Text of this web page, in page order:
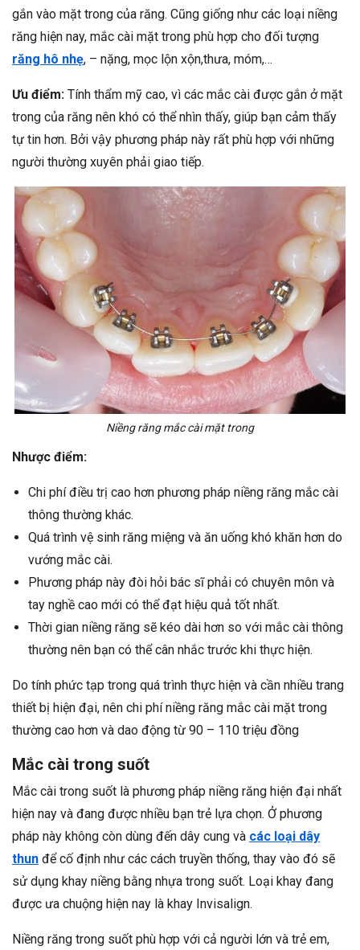
gắn vào mặt trong của răng. Cũng giống như các loại niềng
răng hiện nay, mắc cài mặt trong phù hợp cho đối tượng
răng hô nhẹ, – nặng, mọc lộn xộn,thưa, móm,…
Ưu điểm: Tính thẩm mỹ cao, vì các mắc cài được gắn ở mặt
trong của răng nên khó có thể nhìn thấy, giúp bạn cảm thấy
tự tin hơn. Bởi vậy phương pháp này rất phù hợp với những
người thường xuyên phải giao tiếp.
Niềng răng mắc cài mặt trong
Nhược điểm:
Chi phí điều trị cao hơn phương pháp niềng răng mắc cài
thông thường khác.
Quá trình vệ sinh răng miệng và ăn uống khó khăn hơn do
vướng mắc cài.
Phương pháp này đòi hỏi bác sĩ phải có chuyên môn và
tay nghề cao mới có thể đạt hiệu quả tốt nhất.
Thời gian niềng răng sẽ kéo dài hơn so với mắc cài thông
thường nên bạn có thể cân nhắc trước khi thực hiện.
Do tính phức tạp trong quá trình thực hiện và cần nhiều trang
thiết bị hiện đại, nên chi phí niềng răng mắc cài mặt trong
thường cao hơn và dao động từ 90 – 110 triệu đồng
Mắc cài trong suốt
Mắc cài trong suốt là phương pháp niềng răng hiện đại nhất
hiện nay và đang được nhiều bạn trẻ lựa chọn. Ở phương
pháp này không còn dùng đến dây cung và các loại dây
thun để cố định như các cách truyền thống, thay vào đó sẽ
sử dụng khay niềng bằng nhựa trong suốt. Loại khay đang
được ưa chuộng hiện nay là khay Invisalign.
Niềng răng trong suốt phù hợp với cả người lớn và trẻ em,